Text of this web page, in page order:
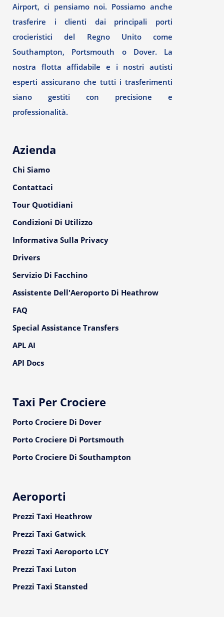
Airport, ci pensiamo noi. Possiamo anche
trasferire i clienti dai principali porti
crocieristici del Regno Unito come
Southampton, Portsmouth o Dover. La
nostra flotta affidabile e i nostri autisti
esperti assicurano che tutti i trasferimenti
siano gestiti con precisione e
professionalità.
Azienda
Chi Siamo
Contattaci
Tour Quotidiani
Condizioni Di Utilizzo
Informativa Sulla Privacy
Drivers
Servizio Di Facchino
Assistente Dell'Aeroporto Di Heathrow
FAQ
Special Assistance Transfers
APL AI
API Docs
Taxi Per Crociere
Porto Crociere Di Dover
Porto Crociere Di Portsmouth
Porto Crociere Di Southampton
Aeroporti
Prezzi Taxi Heathrow
Prezzi Taxi Gatwick
Prezzi Taxi Aeroporto LCY
Prezzi Taxi Luton
Prezzi Taxi Stansted